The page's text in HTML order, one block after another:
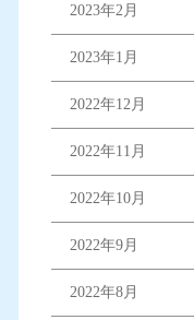
2023年2月
2023年1月
2022年12月
2022年11月
2022年10月
2022年9月
2022年8月